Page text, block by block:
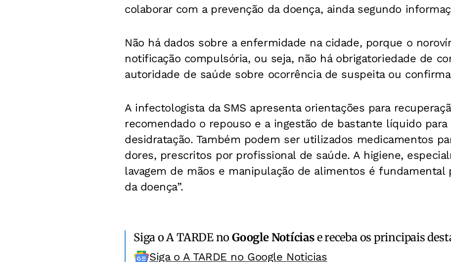
colaborar com a prevenção da doença, ainda segundo
Não há dados sobre a enfermidade na cidade, porque o
notificação compulsória, ou seja, não há obrigatoriedade de
autoridade de saúde sobre ocorrência de suspeita ou
A infectologista da SMS apresenta orientações para
recomendado o repouso e a ingestão de bastante líquido para
desidratação. Também podem ser utilizados medicamentos
dores, prescritos por profissional de saúde. A higiene,
lavagem de mãos e manipulação de alimentos é fundamental
da doença”.
Siga o A TARDE noGoogle Notíciase receba os principais
Siga o A TARDE no Google Noticias